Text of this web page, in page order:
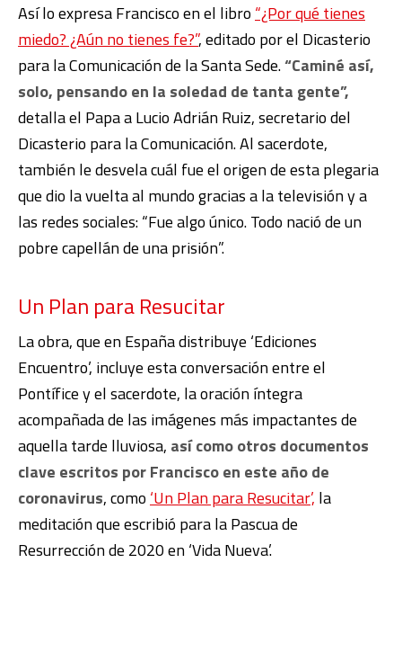
Así lo expresa Francisco en el libro “¿Por qué tienes
miedo? ¿Aún no tienes fe?”, editado por el Dicasterio
para la Comunicación de la Santa Sede.“Caminé así,
solo, pensando en la soledad de tanta gente”,
detalla el Papa a Lucio Adrián Ruiz, secretario del
Dicasterio para la Comunicación. Al sacerdote,
también le desvela cuál fue el origen de esta plegaria
que dio la vuelta al mundo gracias a la televisión y a
las redes sociales: “Fue algo único. Todo nació de un
pobre capellán de una prisión”.
Un Plan para Resucitar
La obra, que en España distribuye ‘Ediciones
Encuentro’, incluye esta conversación entre el
Pontífice y el sacerdote, la oración íntegra
acompañada de las imágenes más impactantes de
aquella tarde lluviosa, así como otros documentos
clave escritos por Francisco en este año de
coronavirus, como ‘Un Plan para Resucitar’, la
meditación que escribió para la Pascua de
Resurrección de 2020 en ‘Vida Nueva’.